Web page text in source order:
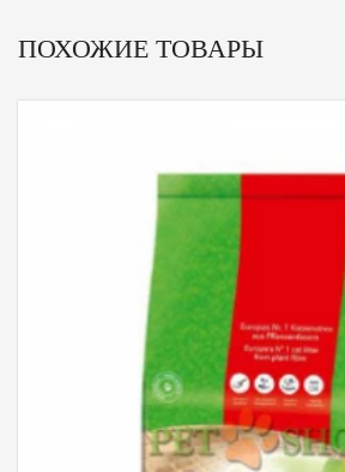
ПОХОЖИЕ ТОВАРЫ